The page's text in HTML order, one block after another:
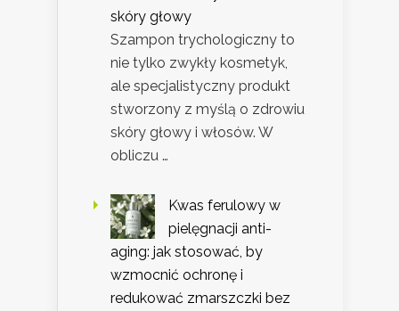
skóry głowy
Szampon trychologiczny to
nie tylko zwykły kosmetyk,
ale specjalistyczny produkt
stworzony z myślą o zdrowiu
skóry głowy i włosów. W
obliczu …
Kwas ferulowy w
pielęgnacji anti-
aging: jak stosować, by
wzmocnić ochronę i
redukować zmarszczki bez